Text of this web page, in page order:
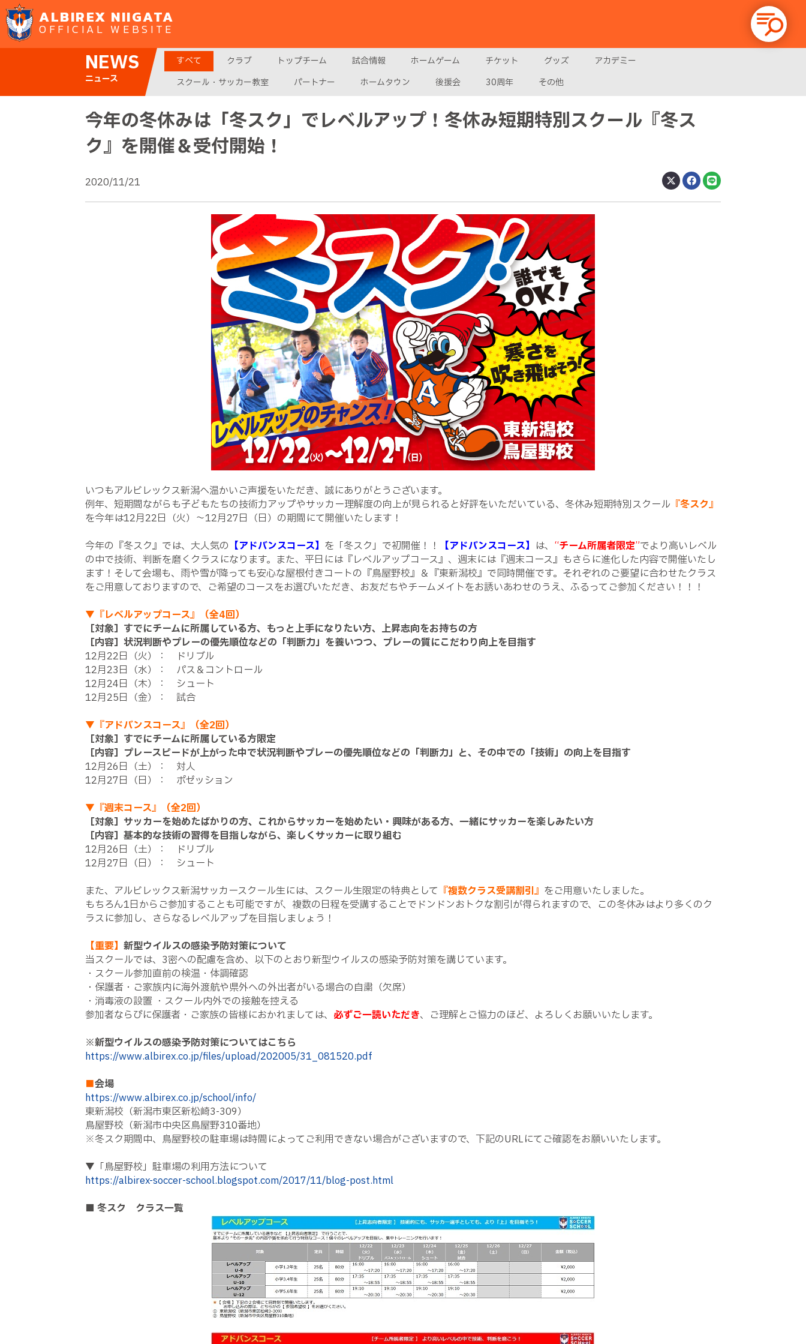
ALBIREX NIIGATA
OFFICIAL WEBSITE
NEWS
ニュース
すべて クラブ トップチーム 試合情報 ホームゲーム チケット グッズ
アカデミー
スクール・サッカー教室
パートナー ホームタウン 後援会 30周年 その他
今年の冬休みは「冬スク」でレベルアップ！冬休み短期特別スクール『冬ス
ク』を開催＆受付開始！
2020/11/21
いつもアルビレックス新潟へ温かいご声援をいただき、誠にありがとうございます。
例年、短期間ながらも子どもたちの技術力アップやサッカー理解度の向上が見られると好評をいただいている、冬休み短期特別スクール 『冬スク』
を今年は12月22日（火）～12月27日（日）の期間にて開催いたします！
今年の『冬スク』では、大人気の 【アドバンスコース】 を「冬スク」で初開催！！ 【アドバンスコース】 は、 “チーム所属者限定”でより高いレベル
の中で技術、判断を磨くクラスになります。また、平日には『レベルアップコース』、週末には『週末コース』もさらに進化した内容で開催いたし
ます！そして会場も、雨や雪が降っても安心な屋根付きコートの『鳥屋野校』＆『東新潟校』で同時開催です。それぞれのご要望に合わせたクラス
をご用意しておりますので、ご希望のコースをお選びいただき、お友だちやチームメイトをお誘いあわせのうえ、ふるってご参加ください！！！
▼『レベルアップコース』（全4回）
［対象］すでにチームに所属している方、もっと上手になりたい方、上昇志向をお持ちの方
［内容］状況判断やプレーの優先順位などの「判断力」を養いつつ、プレーの質にこだわり向上を目指す
12月22日（火）： ドリブル
12月23日（水）： パス＆コントロール
12月24日（木）： シュート
12月25日（金）： 試合
▼『アドバンスコース』（全2回）
［対象］すでにチームに所属している方限定
［内容］プレースピードが上がった中で状況判断やプレーの優先順位などの「判断力」と、その中での「技術」の向上を目指す
12月26日（土）： 対人
12月27日（日）： ポゼッション
▼『週末コース』（全2回）
［対象］サッカーを始めたばかりの方、これからサッカーを始めたい・興味がある方、一緒にサッカーを楽しみたい方
［内容］基本的な技術の習得を目指しながら、楽しくサッカーに取り組む
12月26日（土）： ドリブル
12月27日（日）： シュート
また、アルビレックス新潟サッカースクール生には、スクール生限定の特典として 『複数クラス受講割引』 をご用意いたしました。
もちろん1日からご参加することも可能ですが、複数の日程を受講することでドンドンおトクな割引が得られますので、この冬休みはより多くのク
ラスに参加し、さらなるレベルアップを目指しましょう！
【重要】 新型ウイルスの感染予防対策について
当スクールでは、3密への配慮を含め、以下のとおり新型ウイルスの感染予防対策を講じています。
・スクール参加直前の検温・体調確認
・保護者・ご家族内に海外渡航や県外への外出者がいる場合の自粛（欠席）
・消毒液の設置 ・スクール内外での接触を控える
参加者ならびに保護者・ご家族の皆様におかれましては、 必ずご一読いただき、ご理解とご協力のほど、よろしくお願いいたします。
※新型ウイルスの感染予防対策についてはこちら
https://www.albirex.co.jp/files/upload/202005/31_081520.pdf
■会場
https://www.albirex.co.jp/school/info/
東新潟校（新潟市東区新松崎3-309）
鳥屋野校（新潟市中央区鳥屋野310番地）
※冬スク期間中、鳥屋野校の駐車場は時間によってご利用できない場合がございますので、下記のURLにてご確認をお願いいたします。
▼「鳥屋野校」駐車場の利用方法について
https://albirex-soccer-school.blogspot.com/2017/11/blog-post.html
■ 冬スク クラス一覧